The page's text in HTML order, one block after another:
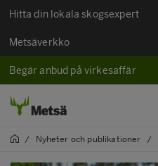
Hitta din lokala skogsexpert
Metsäverkko
Begär anbud på virkesaffär
/ Nyheter och publikationer /